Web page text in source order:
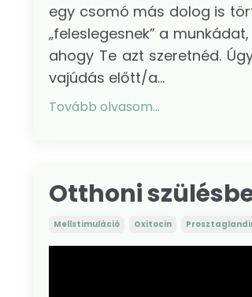
egy csomó más dolog is
„feleslegesnek” a
ahogy Te azt szeretnéd.
vajúdás előtt/a...
Tovább olvasom...
Otthoni
Mellstimuláció Oxitocin